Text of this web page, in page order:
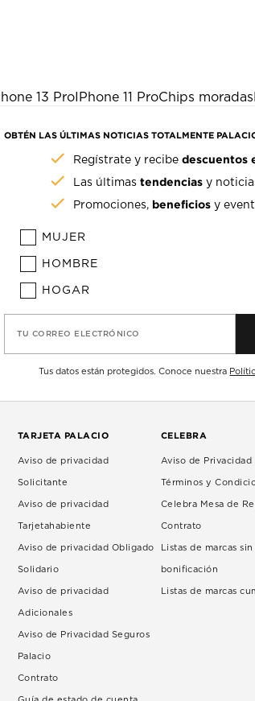
13 Pro IPhone 11 ProChips moradas
OBTÉN LAS ÚLTIMAS NOTICIAS TOTALMENTE
Regístrate y recibedescuentos
Las últimastendencias y
Promociones, beneficios y
MUJER
HOMBRE
HOGAR
TU CORREO ELECTRÓNICO
Tus datos están protegidos. Conoce nuestra
TARJETA PALACIO
Aviso de privacidad
Solicitante
Aviso de privacidad
Tarjetahabiente
Aviso de privacidad Obligado
Solidario
Aviso de privacidad
Adicionales
Aviso de Privacidad Seguros
Palacio
Contrato
CELEBRA
Aviso de Privacidad
Términos y
Celebra Mesa de
Contrato
Listas de marcas sin
bonificación
Listas de marcas